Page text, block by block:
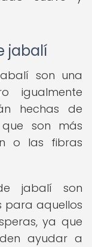
jabalí
son una
igualmente
hechas de
son más
o las fibras
jabalí son
para aquellos
ya que
ayudar a